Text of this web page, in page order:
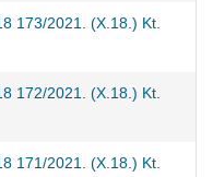
173/2021. (X.18.) Kt.
172/2021. (X.18.) Kt.
171/2021. (X.18.) Kt.